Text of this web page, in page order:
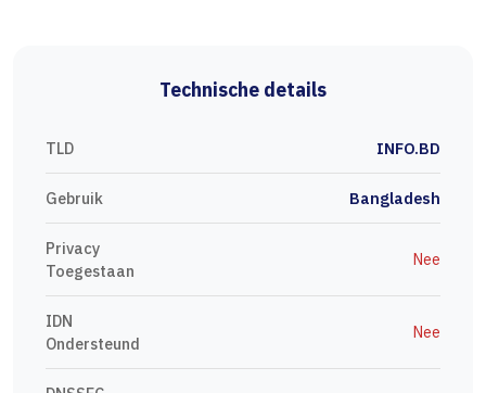
Technische details
TLD INFO.BD
Gebruik Bangladesh
Privacy
Toegestaan
Nee
IDN
Ondersteund
Nee